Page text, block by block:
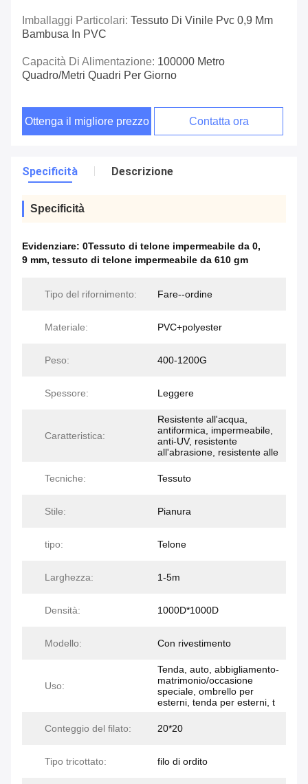
Imballaggi Particolari: Tessuto Di Vinile Pvc 0,9 Mm
Bambusa In PVC
Capacità Di Alimentazione: 100000 Metro
Quadro/metri Quadri Per Giorno
Ottenga il migliore prezzo Contatta ora
Specificità Descrizione
Specificità
Evidenziare: 0Tessuto di telone impermeabile da 0,
9 mm, tessuto di telone impermeabile da 610 gm
Tipo del rifornimento: Fare--ordine
Materiale: PVC+polyester
Peso: 400-1200G
Spessore: Leggere
Caratteristica:
Resistente all'acqua,
antiformica, impermeabile,
anti-UV, resistente
all'abrasione, resistente alle
Tecniche: Tessuto
Stile: Pianura
tipo: Telone
Larghezza: 1-5m
Densità: 1000D*1000D
Modello: Con rivestimento
Uso:
Tenda, auto, abbigliamento-
matrimonio/occasione
speciale, ombrello per
esterni, tenda per esterni, t
Conteggio del filato: 20*20
Tipo tricottato: filo di ordito